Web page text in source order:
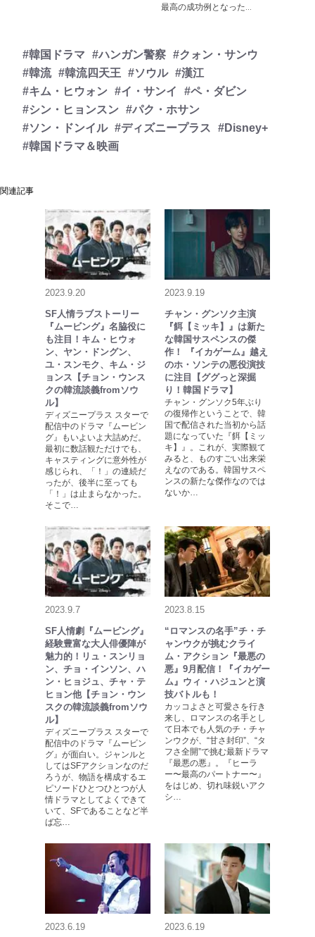
最高の成功例となった...
#韓国ドラマ #ハンガン警察 #クォン・サンウ
#韓流 #韓流四天王 #ソウル #漢江
#キム・ヒウォン #イ・サンイ
#ペ・ダビン
#シン・ヒョンスン #パク・ホサン
#ソン・ドンイル #ディズニープラス
#Disney+
#韓国ドラマ＆映画
関連記事
2023.9.20
SF人情ラブストーリー
『ムービング』名脇役に
も注目！キム・ヒウォ
ン、ヤン・ドングン、
ユ・スンモク、キム・ジ
ョンス【チョン・ウンス
クの韓流談義fromソウ
ル】
ディズニープラス スターで
配信中のドラマ『ムービン
グ』もいよいよ大詰めだ。
最初に数話観ただけでも、
キャスティングに意外性が
感じられ、「！」の連続だ
ったが、後半に至っても
「！」は止まらなかった。
そこで…
2023.9.19
チャン・グンソク主演
『餌【ミッキ】』は新た
な韓国サスペンスの傑
作！ 『イカゲーム』越え
のホ・ソンテの悪役演技
に注目【ググっと深掘
り！韓国ドラマ】
チャン・グンソク5年ぶり
の復帰作ということで、韓
国で配信された当初から話
題になっていた『餌【ミッ
キ】』。これが、実際観て
みると、ものすごい出来栄
えなのである。韓国サスペ
ンスの新たな傑作なのでは
ないか…
2023.9.7
SF人情劇『ムービング』
経験豊富な大人俳優陣が
魅力的！リュ・スンリョ
ン、チョ・インソン、ハ
ン・ヒョジュ、チャ・テ
ヒョン他【チョン・ウン
スクの韓流談義fromソウ
ル】
ディズニープラス スターで
配信中のドラマ『ムービン
グ』が面白い。ジャンルと
してはSFアクションなのだ
ろうが、物語を構成するエ
ピソードひとつひとつが人
情ドラマとしてよくできて
いて、SFであることなど半
ば忘…
2023.8.15
“ロマンスの名手”チ・チ
ャンウクが挑むクライ
ム・アクション『最悪の
悪』9月配信！『イカゲー
ム』ウィ・ハジュンと演
技バトルも！
カッコよさと可愛さを行き
来し、ロマンスの名手とし
て日本でも人気のチ・チャ
ンウクが、“甘さ封印”、“タ
フさ全開”で挑む最新ドラマ
『最悪の悪』。『ヒーラ
ー〜最高のパートナー〜』
をはじめ、切れ味鋭いアク
シ…
2023.6.19 2023.6.19